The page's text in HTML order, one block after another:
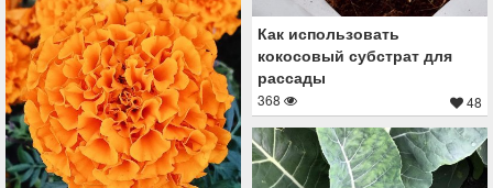
Как использовать
кокосовый субстрат для
рассады
368 48